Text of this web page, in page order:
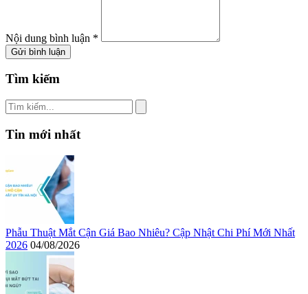
Nội dung bình luận *
Gửi bình luận
Tìm kiếm
Tin mới nhất
Phẫu Thuật Mắt Cận Giá Bao Nhiêu? Cập Nhật Chi Phí Mới Nhất
2026 04/08/2026